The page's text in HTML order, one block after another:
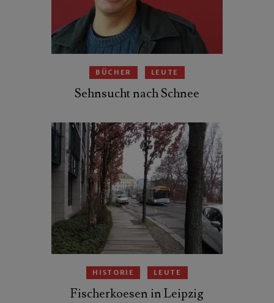
BÜCHER LEUTE
Sehnsucht nach Schnee
HISTORIE LEUTE
Fischerkoesen in Leipzig